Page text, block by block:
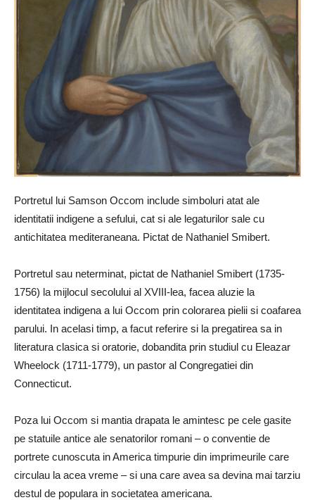
Portretul lui Samson Occom include simboluri atat ale
identitatii indigene a sefului, cat si ale legaturilor sale cu
antichitatea mediteraneana. Pictat de Nathaniel Smibert.
Portretul sau neterminat, pictat de Nathaniel Smibert (1735-
1756) la mijlocul secolului al XVIII-lea, facea aluzie la
identitatea indigena a lui Occom prin colorarea pielii si coafarea
parului. In acelasi timp, a facut referire si la pregatirea sa in
literatura clasica si oratorie, dobandita prin studiul cu Eleazar
Wheelock (1711-1779), un pastor al Congregatiei din
Connecticut.
Poza lui Occom si mantia drapata le amintesc pe cele gasite
pe statuile antice ale senatorilor romani – o conventie de
portrete cunoscuta in America timpurie din imprimeurile care
circulau la acea vreme – si una care avea sa devina mai tarziu
destul de populara in societatea americana.